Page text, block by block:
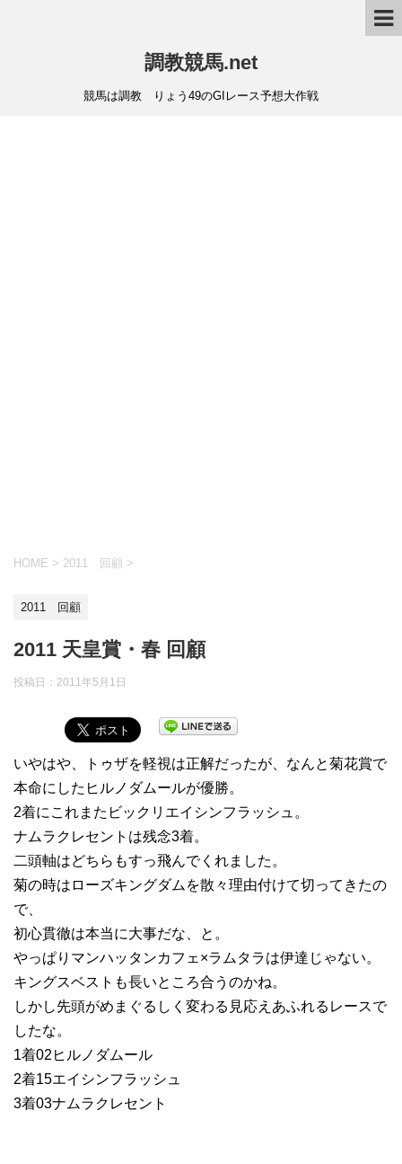
調教競馬.net
競馬は調教 りょう49のGIレース予想大作戦
HOME > 2011 回顧 >
2011 回顧
2011 天皇賞・春 回顧
投稿日： 2011年5月1日
いやはや、トゥザを軽視は正解だったが、なんと菊花賞で
本命にしたヒルノダムールが優勝。
2着にこれまたビックリエイシンフラッシュ。
ナムラクレセントは残念3着。
二頭軸はどちらもすっ飛んでくれました。
菊の時はローズキングダムを散々理由付けて切ってきたの
で、
初心貫徹は本当に大事だな、と。
やっぱりマンハッタンカフェ×ラムタラは伊達じゃない。
キングスベストも長いところ合うのかね。
しかし先頭がめまぐるしく変わる見応えあふれるレースで
したな。
1着02ヒルノダムール
2着15エイシンフラッシュ
3着03ナムラクレセント